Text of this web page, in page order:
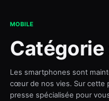
MOBILE
Catégorie
Les smartphones sont
cœur de nos vies. Sur cette
presse spécialisée pour